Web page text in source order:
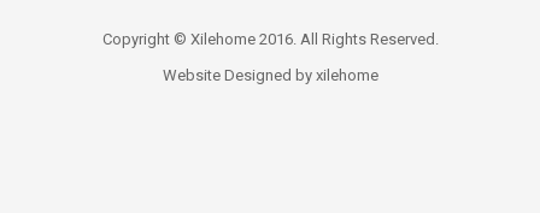
Copyright © Xilehome 2016. All Rights Reserved.
Website Designed by xilehome